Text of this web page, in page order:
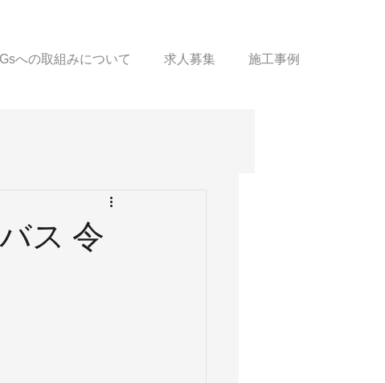
への取組みについて 求人募集 施工事例
ス 令